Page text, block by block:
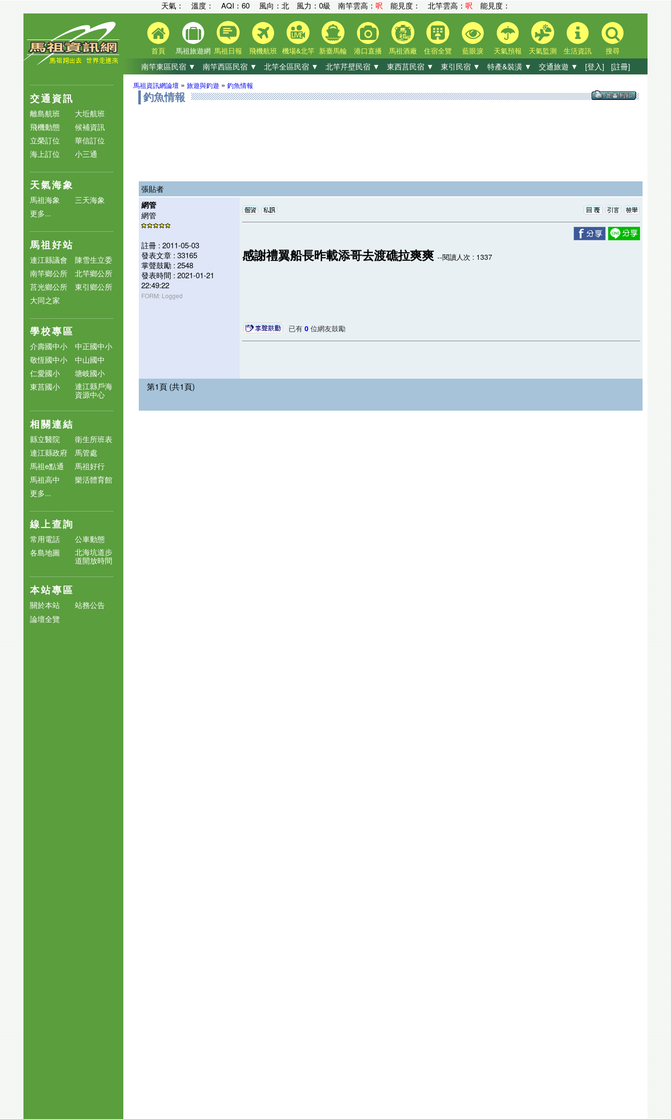
天氣： 溫度：AQI：60 風向：北 風力：0級南竿雲高：呎能見度：北竿雲高：呎能見度：
首頁 馬祖旅遊網 馬祖日報 飛機航班 機場&北竿 新臺馬輪 港口直播 馬祖酒廠 住宿全覽 藍眼淚 天氣預報 天氣監測 生活資訊 搜尋
南竿東區民宿 ▼ 南竿西區民宿 ▼ 北竿全區民宿 ▼ 北竿芹壁民宿 ▼ 東西莒民宿 ▼ 東引民宿 ▼ 特產&裝潢 ▼ 交通旅遊 ▼ [登入] [註冊]
交通資訊
離島航班
大坵航班
飛機動態
候補資訊
立榮訂位
華信訂位
海上訂位
小三通
天氣海象
馬祖海象
三天海象
更多...
馬祖好站
連江縣議會
陳雪生立委
南竿鄉公所
北竿鄉公所
莒光鄉公所
東引鄉公所
大同之家
學校專區
介壽國中小
中正國中小
敬恆國中小
中山國中
仁愛國小
塘岐國小
東莒國小
連江縣戶海
資源中心
相關連結
縣立醫院
衛生所班表
連江縣政府
馬管處
馬祖e點通
馬祖好行
馬祖高中
樂活體育館
更多...
線上查詢
常用電話
公車動態
各島地圖
北海坑道步
道開放時間
本站專區
關於本站
站務公告
論壇全覽
馬祖資訊網論壇 » 旅遊與釣遊 » 釣魚情報
釣魚情報
張貼者
網管
網管
註冊 : 2011-05-03
發表文章 : 33165
掌聲鼓勵 : 2548
發表時間 : 2021-01-21
22:49:22
FORM: Logged
感謝禮翼船長昨載添哥去渡礁拉爽爽 --閱讀人次 : 1337
已有 0位網友鼓勵
第1頁 (共1頁)